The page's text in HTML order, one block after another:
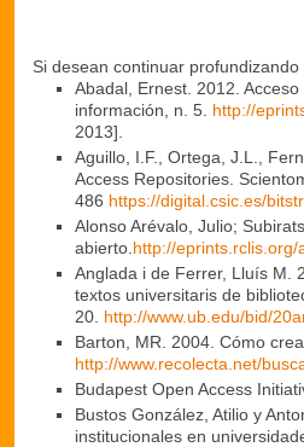
Si desean continuar
Abadal, Ernest. 2012.
información, n. 5. http://
2013].
Aguillo, I.F., Ortega, J.L.,
Access Repositories.
486 https://digital.csic.es/
Alonso Arévalo, Julio;
abierto. http://eprints.rclis.org/
Anglada i de Ferrer, Lluís M.
textos universitaris de
20. http://www.ub.edu/bid/
Barton, MR. 2004. Cómo
http://www.recolecta.net/
Budapest Open Access
Bustos González, Atilio y
institucionales en